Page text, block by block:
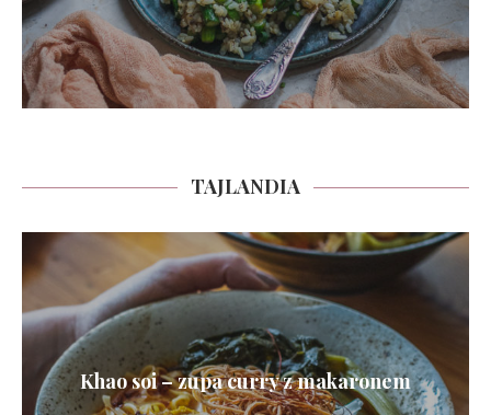
TAJLANDIA
Khao soi – zupa curry z makaronem